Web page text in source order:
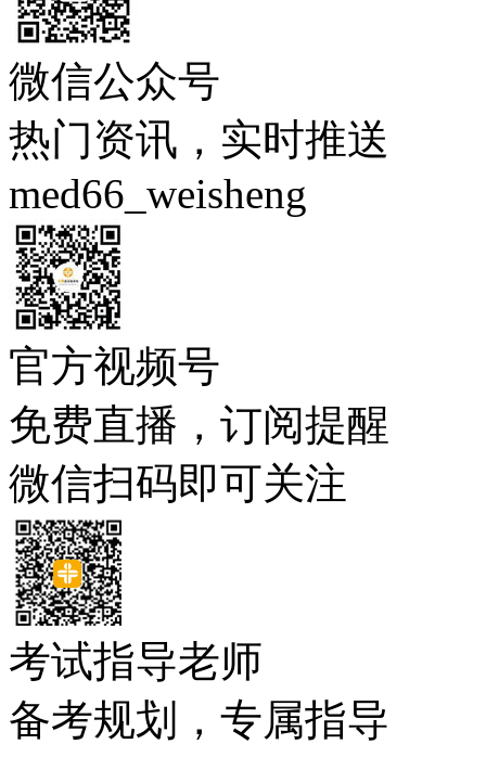
微信公众号
热门资讯，实时推送
med66_weisheng
官方视频号
免费直播，订阅提醒
微信扫码即可关注
考试指导老师
备考规划，专属指导